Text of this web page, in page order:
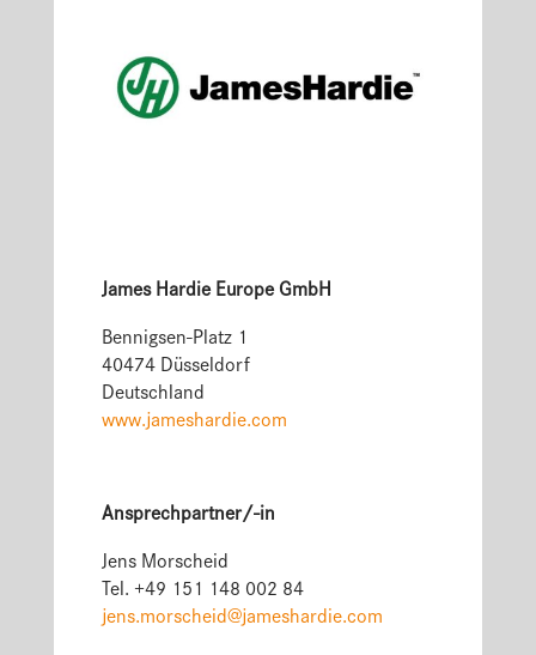
James Hardie Europe GmbH
Bennigsen-Platz 1
40474 Düsseldorf
Deutschland
www.jameshardie.com
Ansprechpartner/-in
Jens Morscheid
Tel. +49 151 148 002 84
jens.morscheid@jameshardie.com